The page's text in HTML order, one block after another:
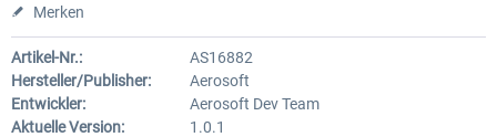
Merken
Artikel-Nr.:
AS16882
Hersteller/Publisher:
Aerosoft
Entwickler:
Aerosoft Dev Team
Aktuelle Version:
1.0.1